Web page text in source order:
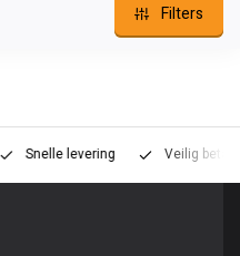
Filters
Snelle levering Veilig betalen